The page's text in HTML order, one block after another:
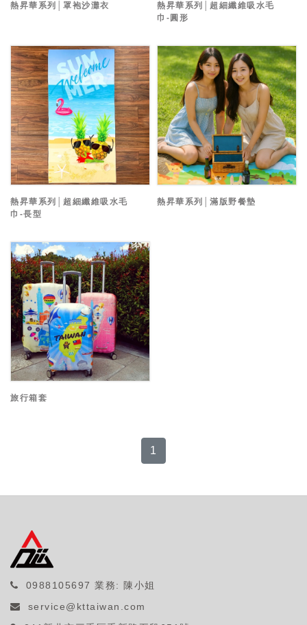
熱昇華系列│罩袍沙灘衣
熱昇華系列│超細纖維吸水毛
巾-圓形
熱昇華系列│超細纖維吸水毛
巾-長型
熱昇華系列│滿版野餐墊
旅行箱套
1
0988105697 業務: 陳小姐
service@kttaiwan.com